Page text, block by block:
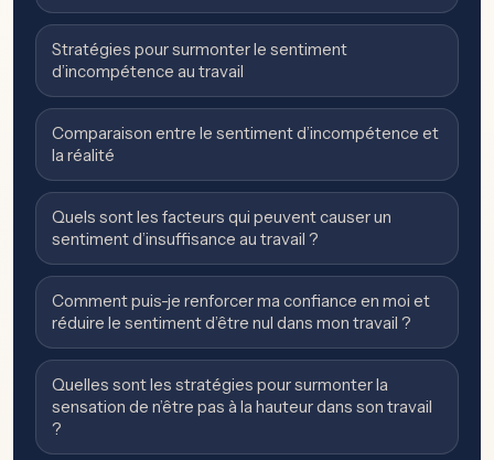
Stratégies pour surmonter le sentiment
d’incompétence au travail
Comparaison entre le sentiment d’incompétence et
la réalité
Quels sont les facteurs qui peuvent causer un
sentiment d’insuffisance au travail ?
Comment puis-je renforcer ma confiance en moi et
réduire le sentiment d’être nul dans mon travail ?
Quelles sont les stratégies pour surmonter la
sensation de n’être pas à la hauteur dans son travail
?